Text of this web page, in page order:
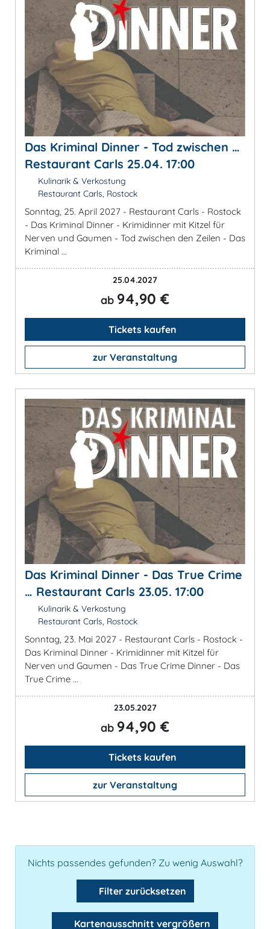
Das Kriminal Dinner - Tod zwischen …
Restaurant Carls 25.04. 17:00
Kulinarik & Verkostung
Restaurant Carls, Rostock
Sonntag, 25. April 2027 - Restaurant Carls - Rostock
- Das Kriminal Dinner - Krimidinner mit Kitzel für
Nerven und Gaumen - Tod zwischen den Zeilen - Das
Kriminal ...
25.04.2027
ab 94,90 €
Tickets kaufen
zur Veranstaltung
Das Kriminal Dinner - Das True Crime
… Restaurant Carls 23.05. 17:00
Kulinarik & Verkostung
Restaurant Carls, Rostock
Sonntag, 23. Mai 2027 - Restaurant Carls - Rostock -
Das Kriminal Dinner - Krimidinner mit Kitzel für
Nerven und Gaumen - Das True Crime Dinner - Das
True Crime ...
23.05.2027
ab 94,90 €
Tickets kaufen
zur Veranstaltung
Nichts passendes gefunden? Zu wenig Auswahl?
Filter zurücksetzen
Kartenausschnitt vergrößern